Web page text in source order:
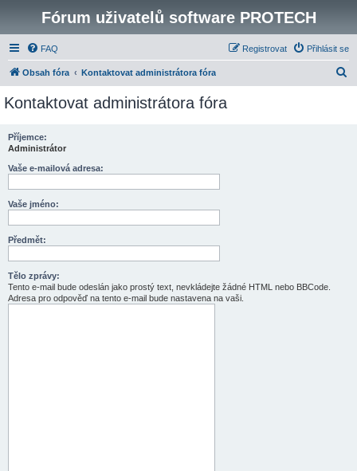
Fórum uživatelů software PROTECH
FAQ Přihlásit se
Registrovat
Obsah fóra Kontaktovat administrátora fóra
Kontaktovat administrátora fóra
Příjemce:
Administrátor
Vaše e-mailová adresa:
Vaše jméno:
Předmět:
Tělo zprávy:
Tento e-mail bude odeslán jako prostý text, nevkládejte žádné HTML nebo BBCode.
Adresa pro odpověď na tento e-mail bude nastavena na vaši.